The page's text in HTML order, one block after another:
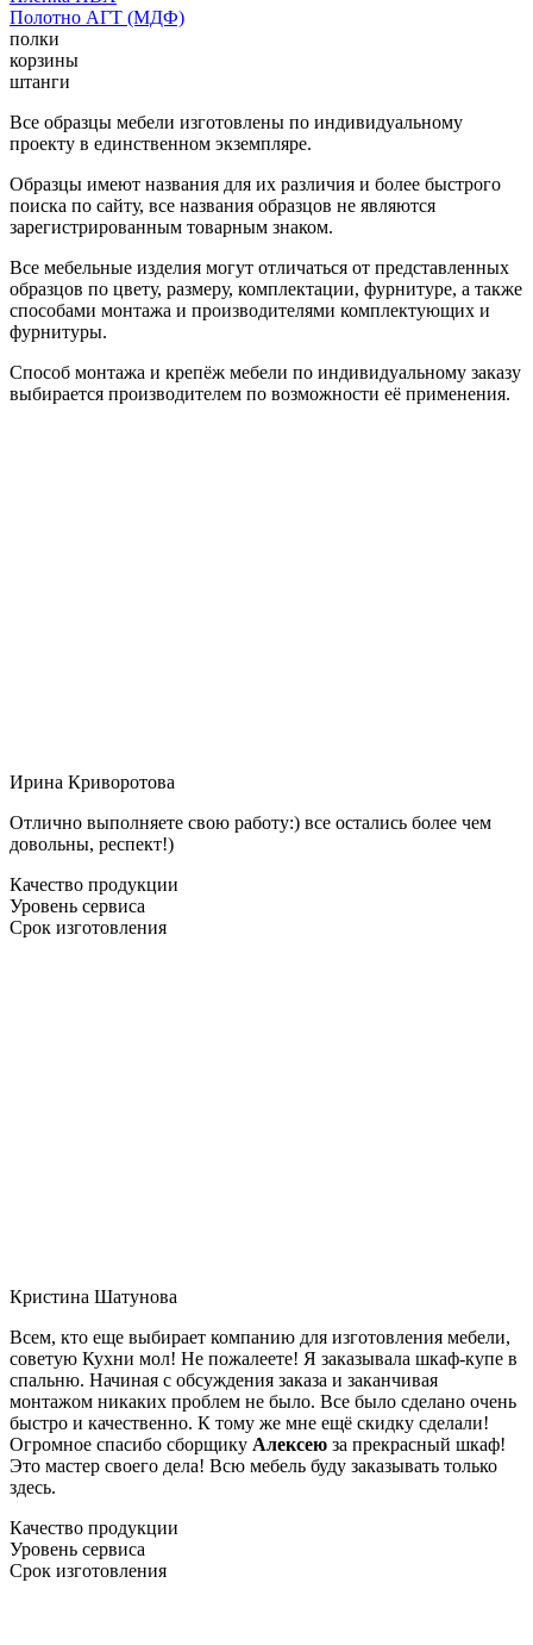
Полотно АГТ (МДФ)
полки
корзины
штанги
Все образцы мебели изготовлены по индивидуальному
проекту в единственном экземпляре.
Образцы имеют названия для их различия и более быстрого
поиска по сайту, все названия образцов не являются
зарегистрированным товарным знаком.
Все мебельные изделия могут отличаться от представленных
образцов по цвету, размеру, комплектации, фурнитуре, а также
способами монтажа и производителями комплектующих и
фурнитуры.
Способ монтажа и крепёж мебели по индивидуальному заказу
выбирается производителем по возможности её применения.
Ирина Криворотова
Отлично выполняете свою работу:) все остались более чем
довольны, респект!)
Качество продукции
Уровень сервиса
Срок изготовления
Кристина Шатунова
Всем, кто еще выбирает компанию для изготовления мебели,
советую Кухни мол! Не пожалеете! Я заказывала шкаф-купе в
спальню. Начиная с обсуждения заказа и заканчивая
монтажом никаких проблем не было. Все было сделано очень
быстро и качественно. К тому же мне ещё скидку сделали!
Огромное спасибо сборщику Алексею за прекрасный шкаф!
Это мастер своего дела! Всю мебель буду заказывать только
здесь.
Качество продукции
Уровень сервиса
Срок изготовления